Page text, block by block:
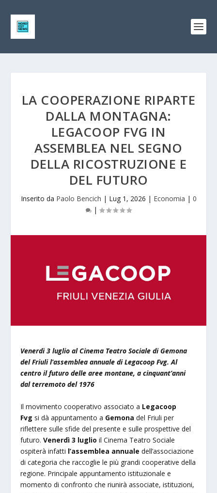
LA COOPERAZIONE RIPARTE
DALLA MONTAGNA:
LEGACOOP FVG IN
ASSEMBLEA NEL SEGNO
DELLA RICOSTRUZIONE E
DEL FUTURO
Inserito da Paolo Bencich | Lug 1, 2026 | Economia | 0
|
Venerdì 3 luglio al Cinema Teatro Sociale di Gemona
del Friuli l’assemblea annuale di Legacoop Fvg. Al
centro il futuro delle aree montane, a cinquant’anni
dal terremoto del 1976
Il movimento cooperativo associato a Legacoop
Fvg si dà appuntamento a Gemona del Friuli per
riflettere sulle sfide del presente e sulle prospettive del
futuro.Venerdì 3 luglio il Cinema Teatro Sociale
ospiterà infatti l’assemblea annuale dell’associazione
di categoria che raccoglie le più grandi cooperative della
regione. Principale appuntamento istituzionale e
momento di confronto che riunirà associate, istituzioni,